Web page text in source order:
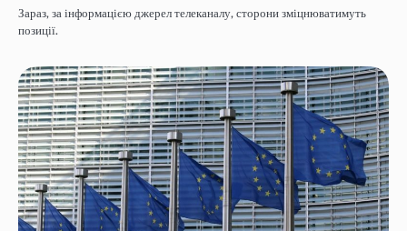
Зараз, за інформацією джерел телеканалу, сторони зміцнюватимуть
позиції.